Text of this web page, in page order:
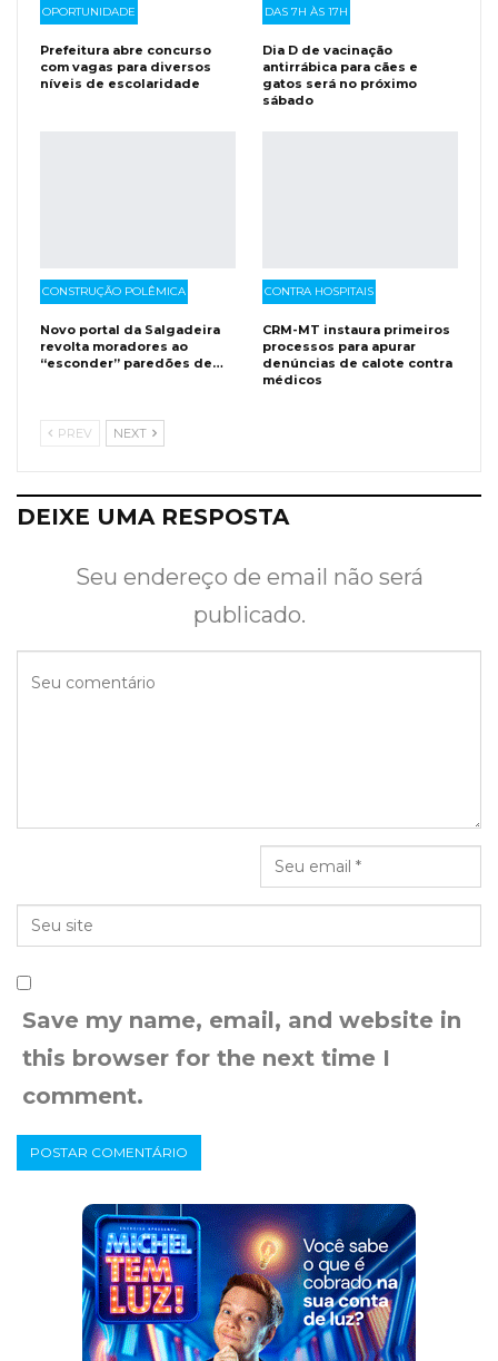
OPORTUNIDADE
Prefeitura abre concurso
com vagas para diversos
níveis de escolaridade
DAS 7H ÀS 17H
Dia D de vacinação
antirrábica para cães e
gatos será no próximo
sábado
CONSTRUÇÃO POLÊMICA
Novo portal da Salgadeira
revolta moradores ao
“esconder” paredões de…
CONTRA HOSPITAIS
CRM-MT instaura primeiros
processos para apurar
denúncias de calote contra
médicos
PREV NEXT
DEIXE UMA RESPOSTA
Seu endereço de email não será
publicado.
Save my name, email, and website in
this browser for the next time I
comment.